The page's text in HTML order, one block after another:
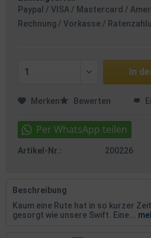
Paypal / VISA / Mastercard /
Rechnung / Vorkasse /
In
Merken Bewerten
Artikel-Nr.: 200226
Beschreibung
Kaum eine Rute hat in so kurzer
gesorgt wie unsere Swift. Eine...